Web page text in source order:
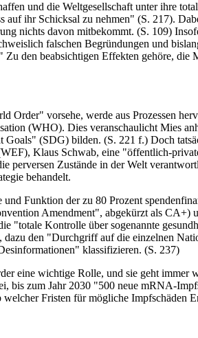
und die Weltgesellschaft unter ihre
auf ihr Schicksal zu nehmen" (S. 217).
nichts davon mitbekommt. (S. 109)
falschen Begründungen und
den beabsichtigen Effekten gehöre,
vorsehe, werde aus Prozessen
(WHO). Dies veranschaulicht Mies
(SDG) bilden. (S. 221 f.) Doch
Klaus Schwab, eine "öffentlich-
perversen Zustände in der Welt
behandelt.
Funktion der zu 80 Prozent
Amendment", abgekürzt als
"totale Kontrolle über sogenannte
den "Durchgriff auf die einzelnen
klassifizieren. (S. 237)
eine wichtige Rolle, und sie geht
bis zum Jahr 2030 "500 neue mRNA-
Fristen für mögliche Impfschäden